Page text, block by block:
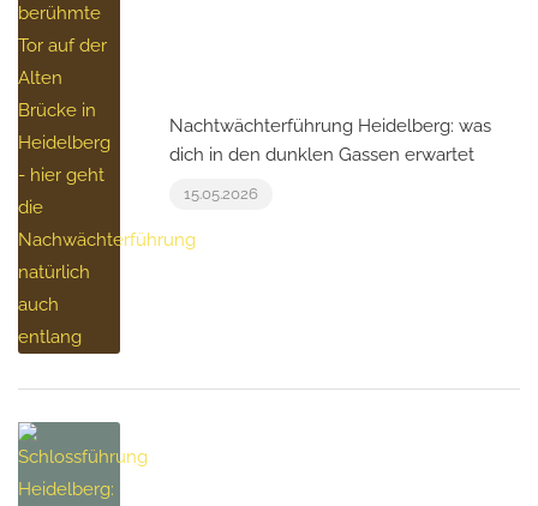
Nachtwächterführung Heidelberg: was
dich in den dunklen Gassen erwartet
15.05.2026